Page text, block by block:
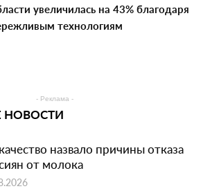
увеличилась на 43% благодаря
технологиям
- Реклама -
НОВОСТИ
назвало причины отказа
от молока